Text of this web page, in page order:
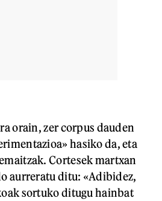
orain, zer corpus dauden
hasiko da, eta
Cortesek martxan
aurreratu ditu: «Adibidez,
sortuko ditugu hainbat